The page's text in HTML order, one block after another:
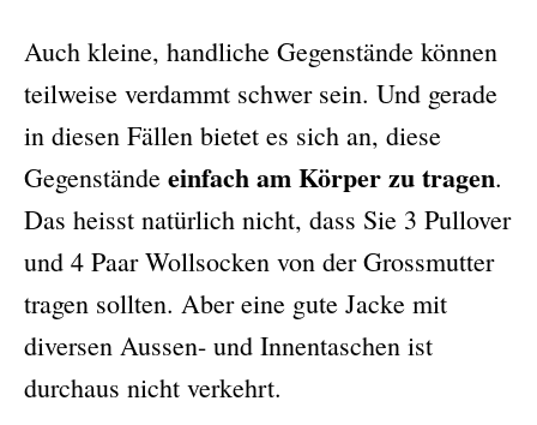
Auch kleine, handliche Gegenstände können
teilweise verdammt schwer sein. Und gerade
in diesen Fällen bietet es sich an, diese
Gegenstände einfach am Körper zu tragen.
Das heisst natürlich nicht, dass Sie 3 Pullover
und 4 Paar Wollsocken von der Grossmutter
tragen sollten. Aber eine gute Jacke mit
diversen Aussen- und Innentaschen ist
durchaus nicht verkehrt.